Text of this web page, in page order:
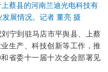
蔡县的河南兰迪光电科技有
展情况。记者 董亮 摄
宁到驻马店市平舆县、上蔡
生产、科技创新等工作，推
省委十一届十次全会部署见